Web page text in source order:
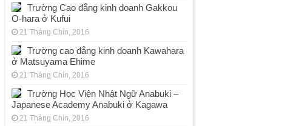
Trường Cao đẳng kinh doanh Gakkou
O-hara ở Kufui
21 Tháng Chín, 2016
Trường cao đẳng kinh doanh Kawahara
ở Matsuyama Ehime
21 Tháng Chín, 2016
Trường Học Viện Nhật Ngữ Anabuki –
Japanese Academy Anabuki ở Kagawa
21 Tháng Chín, 2016